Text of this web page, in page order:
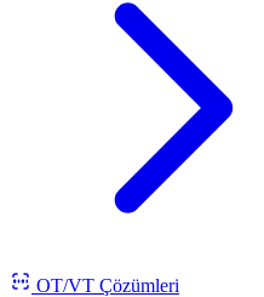
OT/VT Çözümleri